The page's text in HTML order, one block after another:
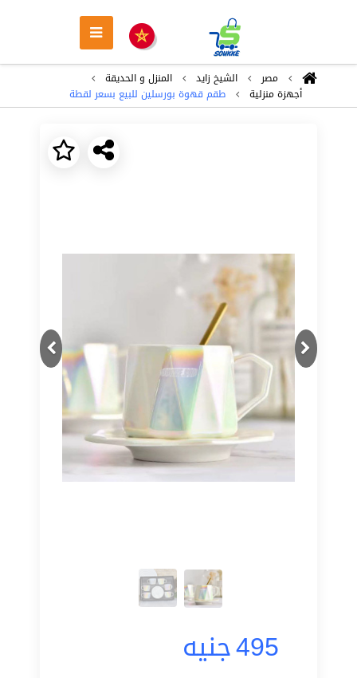
مصر الشيخ زايد
المنزل و الحديقة
أجهزة منزلية
طقم قهوة بورسلين للبيع بسعر لقطة
Previous
Next
495جنيه